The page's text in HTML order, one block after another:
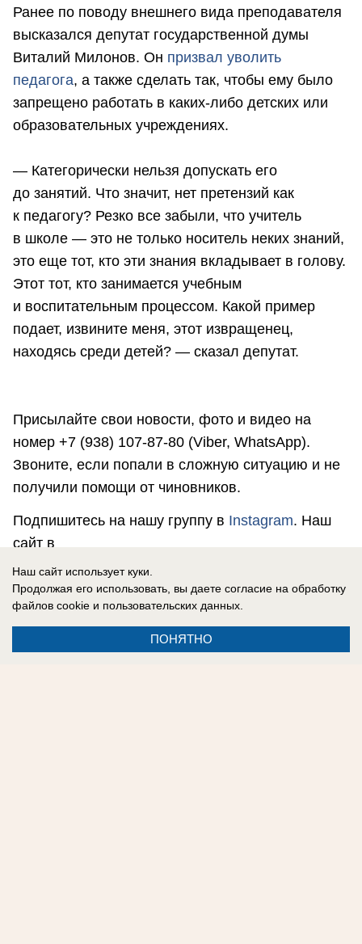
Ранее по поводу внешнего вида преподавателя
высказался депутат государственной думы
Виталий Милонов. Он призвал уволить
педагога, а также сделать так, чтобы ему было
запрещено работать в каких-либо детских или
образовательных учреждениях.
— Категорически нельзя допускать его
до занятий. Что значит, нет претензий как
к педагогу? Резко все забыли, что учитель
в школе — это не только носитель неких знаний,
это еще тот, кто эти знания вкладывает в голову.
Этот тот, кто занимается учебным
и воспитательным процессом. Какой пример
подает, извините меня, этот извращенец,
находясь среди детей? — сказал депутат.
Присылайте свои новости, фото и видео на
номер +7 (938) 107-87-80 (Viber, WhatsApp).
Звоните, если попали в сложную ситуацию и не
получили помощи от чиновников.
Подпишитесь на нашу группу в Instagram. Наш
сайт в
соцсетях:Одноклассники
Telegram .
Наш сайт использует куки.
Продолжая его использовать, вы даете согласие на обработку
файлов cookie и пользовательских данных.
ПОНЯТНО